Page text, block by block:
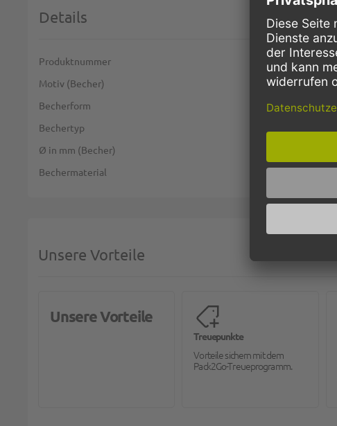
Details
Weitere Informationen
Produktnummer
Motiv (Becher)
Becherform
Bechertyp
Ø in mm (Becher)
Bechermaterial
Unsere Vorteile
Unsere Vorteile
Treuepunkte
Vorteile sichern mit dem
Pack2Go-Treueprogramm.